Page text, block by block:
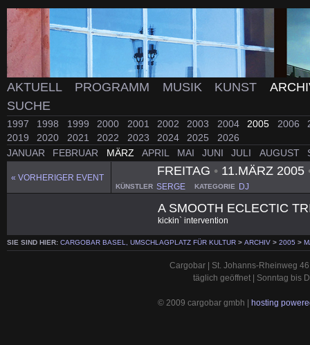
AKTUELL PROGRAMM MUSIK KUNST
SUCHE
1997 1998 1999 2000 2001 2002 2003 2004 2005 2006
2019
2020 2021 2022 2023 2024 2025
2026
JANUAR
FEBRUAR MÄRZ APRIL MAI JUNI JULI AUGUST
« VORHERIGER EVENT
FREITAG •11.MÄRZ 2005
KÜNSTLER SERGE KATEGORIE DJ
A SMOOTH ECLECTIC
kickin` intervention
SIE SIND HIER: CARGOBAR BASEL, UMSCHLAGPLATZ FÜR KULTUR > ARCHIV > 2005 >
Cargobar | St. Johanns-Rheinweg
täglich geöffnet | Sonntag bis
© 2009 cargobar gmbh | hosting